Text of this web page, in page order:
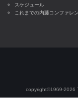
スケジュール
これまでの内藤コンファレ
copyright©1969-2026